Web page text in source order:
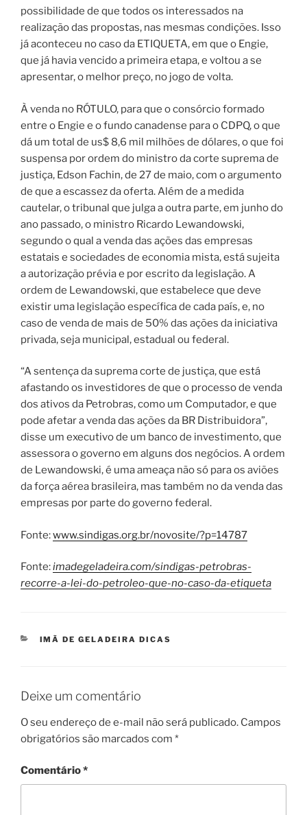
possibilidade de que todos os interessados na
realização das propostas, nas mesmas condições. Isso
já aconteceu no caso da ETIQUETA, em que o Engie,
que já havia vencido a primeira etapa, e voltou a se
apresentar, o melhor preço, no jogo de volta.
À venda no RÓTULO, para que o consórcio formado
entre o Engie e o fundo canadense para o CDPQ, o que
dá um total de us$ 8,6 mil milhões de dólares, o que foi
suspensa por ordem do ministro da corte suprema de
justiça, Edson Fachin, de 27 de maio, com o argumento
de que a escassez da oferta. Além de a medida
cautelar, o tribunal que julga a outra parte, em junho do
ano passado, o ministro Ricardo Lewandowski,
segundo o qual a venda das ações das empresas
estatais e sociedades de economia mista, está sujeita
a autorização prévia e por escrito da legislação. A
ordem de Lewandowski, que estabelece que deve
existir uma legislação específica de cada país, e, no
caso de venda de mais de 50% das ações da iniciativa
privada, seja municipal, estadual ou federal.
“A sentença da suprema corte de justiça, que está
afastando os investidores de que o processo de venda
dos ativos da Petrobras, como um Computador, e que
pode afetar a venda das ações da BR Distribuidora”,
disse um executivo de um banco de investimento, que
assessora o governo em alguns dos negócios. A ordem
de Lewandowski, é uma ameaça não só para os aviões
da força aérea brasileira, mas também no da venda das
empresas por parte do governo federal.
Fonte:www.sindigas.org.br/novosite/?p=14787
Fonte:imadegeladeira.com/sindigas-petrobras-
recorre-a-lei-do-petroleo-que-no-caso-da-etiqueta
CATEGORIAS
IMÃ DE GELADEIRA DICAS
Deixe um comentário
O seu endereço de e-mail não será publicado. Campos
obrigatórios são marcados com *
Comentário*